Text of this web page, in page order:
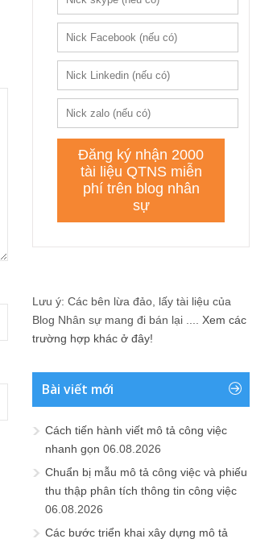
Lưu ý: Các bên lừa đảo, lấy tài liệu của
Blog Nhân sự mang đi bán lại .... Xem các
trường hợp khác ở đây!
Bài viết mới
Cách tiến hành viết mô tả công việc
nhanh gọn 06.08.2026
Chuẩn bị mẫu mô tả công việc và phiếu
thu thập phân tích thông tin công việc
06.08.2026
Các bước triển khai xây dựng mô tả